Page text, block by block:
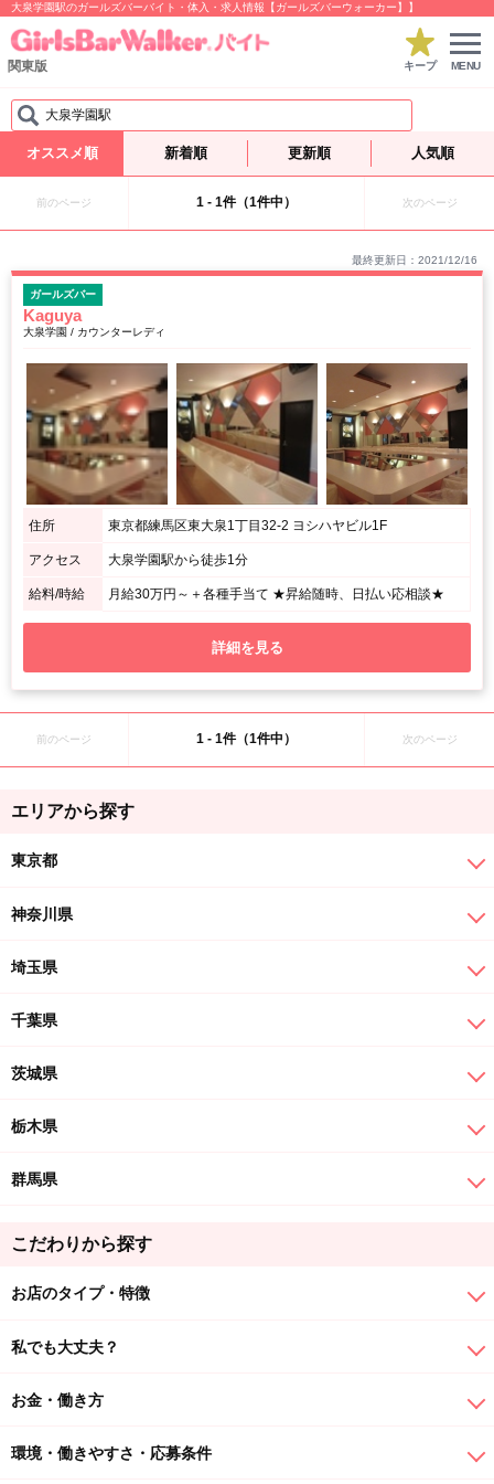
大泉学園駅のガールズバーバイト・体入・求人情報【ガールズバーウォーカー】】
関東版 キープ MENU
大泉学園駅
オススメ順 新着順 更新順 人気順
前のページ 1 - 1件（1件中） 次のページ
最終更新日：2021/12/16
ガールズバー
Kaguya
大泉学園 / カウンターレディ
住所 東京都練馬区東大泉1丁目32-2 ヨシハヤビル1F
アクセス 大泉学園駅から徒歩1分
給料/時給 月給30万円～＋各種手当て ★昇給随時、日払い応相談★
詳細を見る
前のページ 1 - 1件（1件中） 次のページ
エリアから探す
東京都
神奈川県
埼玉県
千葉県
茨城県
栃木県
群馬県
こだわりから探す
お店のタイプ・特徴
私でも大丈夫？
お金・働き方
環境・働きやすさ・応募条件